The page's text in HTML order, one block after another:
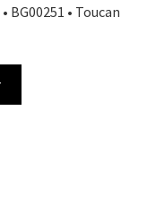
BG00251 • Toucan